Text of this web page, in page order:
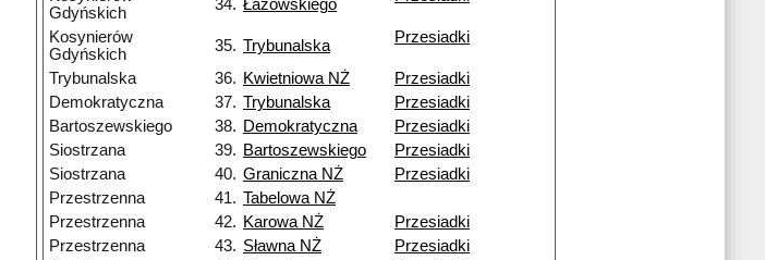
Gdyńskich
34. Łazowskiego
Kosynierów
Gdyńskich
35. Trybunalska Przesiadki
Trybunalska 36. Kwietniowa NŻ
Przesiadki
Demokratyczna
37. Trybunalska
Przesiadki
Bartoszewskiego
38. Demokratyczna
Przesiadki
Siostrzana
39. Bartoszewskiego
Przesiadki
Siostrzana
40. Graniczna NŻ
Przesiadki
Przestrzenna
41. Tabelowa NŻ
Przestrzenna
42. Karowa NŻ
Przesiadki
Przestrzenna
43. Sławna NŻ
Przesiadki